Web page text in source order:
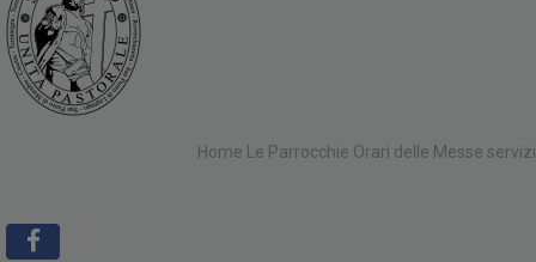
Home Le Parrocchie Orari delle Messe servizi